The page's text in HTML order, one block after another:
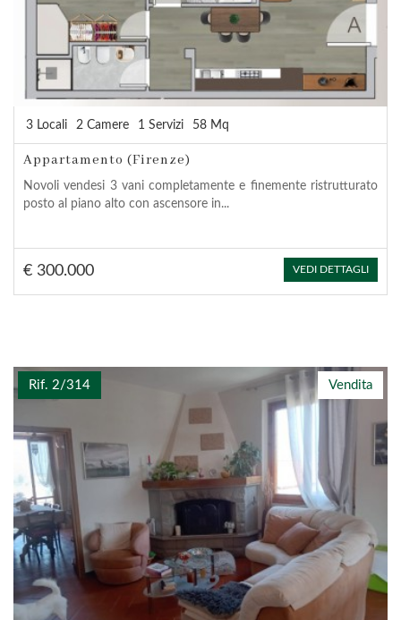
3 Locali 2 Camere 1 Servizi 58 Mq
Appartamento (Firenze)
Novoli vendesi 3 vani completamente e finemente ristrutturato
posto al piano alto con ascensore in...
€ 300.000 VEDI DETTAGLI
Vendita
Rif. 2/314